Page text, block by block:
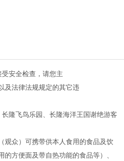
挥手缓缓进场，纯种宝马踏着响亮
安全检查，请您主
及法律法规规定的其它违
隆飞鸟乐园、长隆海洋王国谢绝游客
观众）可携带供本人食用的食品及饮
方便面及带自热功能的食品等）、